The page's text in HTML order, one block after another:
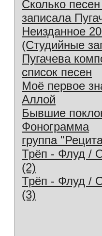
Сколько
записала
Неизданное
(Студийные
Пугачева
список песен
Моё первое
Аллой
Бывшие
Фонограмма
группа
Трёп - Флуд /
(2)
Трёп - Флуд /
(3)